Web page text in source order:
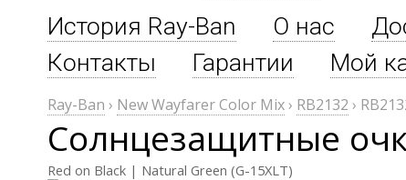
История Ray-Ban О нас
Контакты
Гарантии Мой
Ray-Ban › New Wayfarer Color Mix› RB2132 ›
Солнцезащитные
Red on Black | Natural Green (G-15XLT)